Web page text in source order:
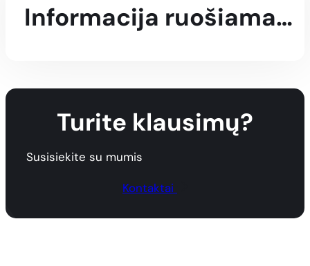
Informacija ruošiama…
Turite klausimų?
Susisiekite su mumis
Kontaktai